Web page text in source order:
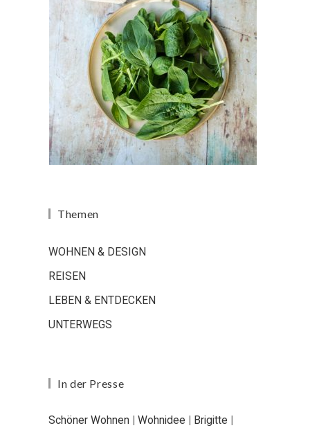
Themen
WOHNEN & DESIGN
REISEN
LEBEN & ENTDECKEN
UNTERWEGS
In der Presse
Schöner Wohnen | Wohnidee | Brigitte |